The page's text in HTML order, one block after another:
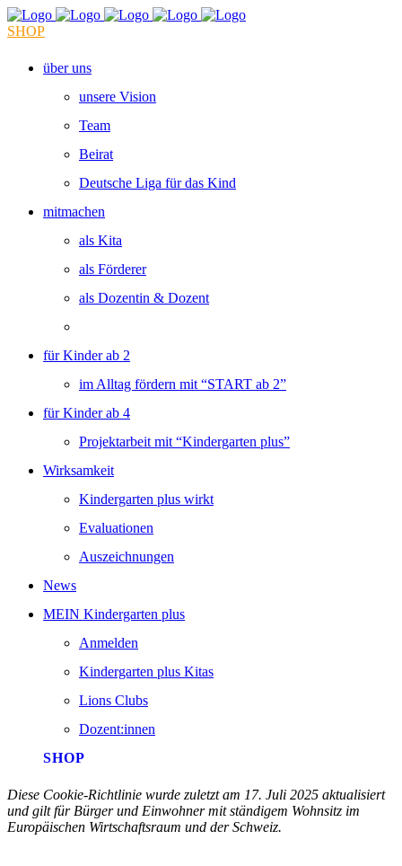
SHOP
über uns
unsere Vision
Team
Beirat
Deutsche Liga für das Kind
mitmachen
als Kita
als Förderer
als Dozentin & Dozent
für Kinder ab 2
im Alltag fördern mit “START ab 2”
für Kinder ab 4
Projektarbeit mit “Kindergarten plus”
Wirksamkeit
Kindergarten plus wirkt
Evaluationen
Auszeichnungen
News
MEIN Kindergarten plus
Anmelden
Kindergarten plus Kitas
Lions Clubs
Dozent:innen
SHOP
Diese Cookie-Richtlinie wurde zuletzt am 17. Juli 2025 aktualisiert
und gilt für Bürger und Einwohner mit ständigem Wohnsitz im
Europäischen Wirtschaftsraum und der Schweiz.